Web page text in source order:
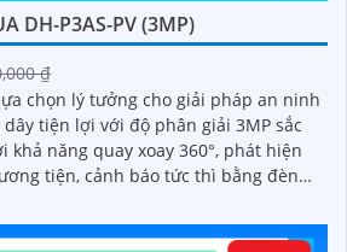
DH-P3AS-PV (3MP)
₫
lựa chọn lý tưởng cho giải pháp an ninh
tiện lợi với độ phân giải 3MP sắc
tiện, cảnh báo tức thì bằng đèn